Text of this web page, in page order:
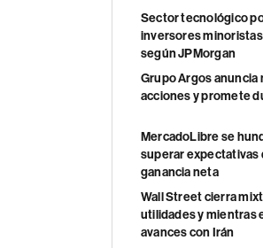
Sector tecnológico
inversores
según JPMorgan
Grupo Argos
acciones y promete
MercadoLibre se
superar expectativas
ganancia neta
Wall Street cierra
utilidades y mientras
avances con Irán